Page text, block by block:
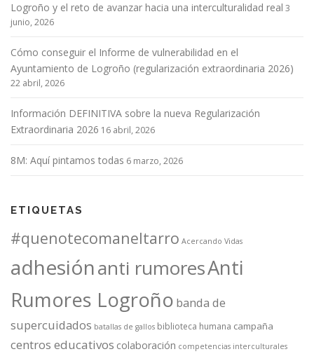
e
e
n
t
r
d
a
s
Logroño y el reto de avanzar hacia una interculturalidad real 3
junio, 2026
Cómo conseguir el Informe de vulnerabilidad en el
Ayuntamiento de Logroño (regularización extraordinaria 2026)
22 abril, 2026
Información DEFINITIVA sobre la nueva Regularización
Extraordinaria 2026 16 abril, 2026
8M: Aquí pintamos todas 6 marzo, 2026
ETIQUETAS
#quenotecomaneltarro Acercando Vidas
adhesiónanti rumoresAnti
Rumores Logroño banda de
supercuidados batallas de gallos biblioteca humana campaña
centros educativos colaboración competencias interculturales